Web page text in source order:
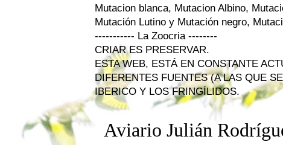
Mutacion blanca, Mutacion Albino,
Mutación Lutino y Mutación negro,
----------- La Zoocria --------
CRIAR ES PRESERVAR.
ESTA WEB, ESTÁ EN CONSTANTE
DIFERENTES FUENTES (A LAS QUE
IBERICO Y LOS FRINGÍLIDOS.
Aviario Julián